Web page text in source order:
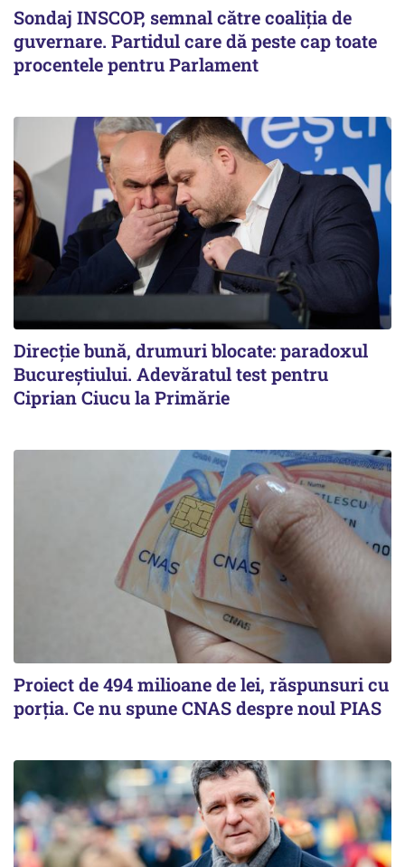
Sondaj INSCOP, semnal către coaliția de
guvernare. Partidul care dă peste cap toate
procentele pentru Parlament
Direcție bună, drumuri blocate: paradoxul
Bucureștiului. Adevăratul test pentru
Ciprian Ciucu la Primărie
Proiect de 494 milioane de lei, răspunsuri cu
porția. Ce nu spune CNAS despre noul PIAS